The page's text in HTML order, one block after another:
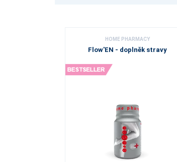
HOME PHARMACY
Flow'EN - doplněk stravy